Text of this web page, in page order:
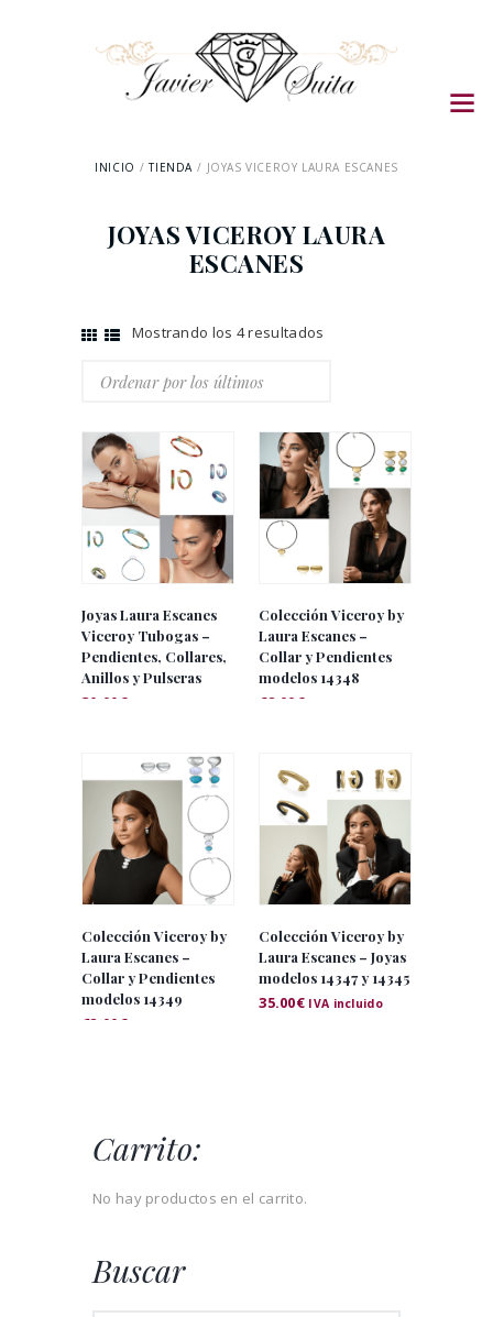
INICIO TIENDA JOYAS VICEROY LAURA ESCANES
JOYAS VICEROY LAURA
ESCANES
Mostrando los 4 resultados
Joyas Laura Escanes
Viceroy Tubogas –
Pendientes, Collares,
Anillos y Pulseras
30.00 €
Colección Viceroy by
Laura Escanes –
Collar y Pendientes
modelos 14348
62.00 €
Colección Viceroy by
Laura Escanes –
Collar y Pendientes
modelos 14349
62.00 €
Colección Viceroy by
Laura Escanes – Joyas
modelos 14347 y 14345
35.00€ IVA incluido
Carrito:
No hay productos en el carrito.
Buscar